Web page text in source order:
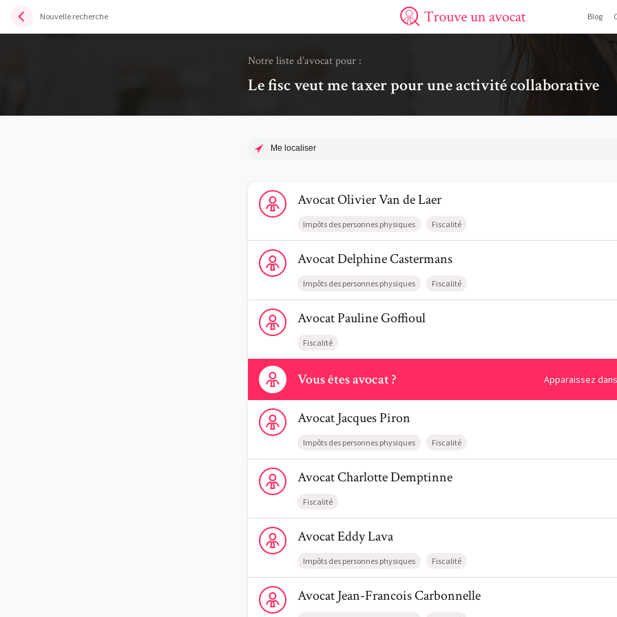
Nouvelle recherche
Trouve un avocat
Blog
Notre liste d’avocat pour :
Le fisc veut me taxer pour une activité collaborative
Me localiser
Voir le profil de AvocatOlivier Van de Laer
AvocatOlivierVan de Laer
Impôts des personnes physiques Fiscalité
Voir le profil de AvocatDelphine Castermans
AvocatDelphineCastermans
Impôts des personnes physiques Fiscalité
Voir le profil de AvocatPauline Goffioul
AvocatPaulineGoffioul
Fiscalité
Vous êtes avocat ? Apparaissez
Contactez-nous
Voir le profil de AvocatJacques Piron
AvocatJacquesPiron
Impôts des personnes physiques Fiscalité
Voir le profil de AvocatCharlotte Demptinne
AvocatCharlotteDemptinne
Fiscalité
Voir le profil de AvocatEddy Lava
AvocatEddyLava
Impôts des personnes physiques Fiscalité
Voir le profil de AvocatJean-Francois Carbonnelle
AvocatJean-FrancoisCarbonnelle